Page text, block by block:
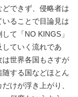
できず、侵略者は
ることで目論見は
て「NO KINGS」
ていく流れであ
は世界各国もさすが
する国などほとん
けが浮き上がり、